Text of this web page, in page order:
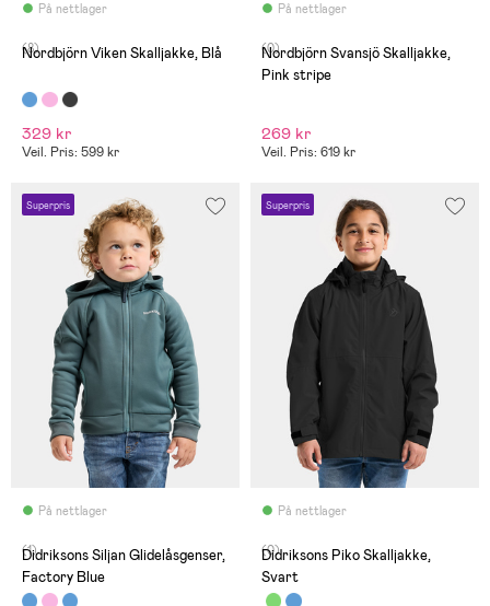
På nettlager
(8)
Nordbjörn Viken Skalljakke, Blå
329 kr
Veil. Pris: 599 kr
På nettlager
(0)
Nordbjörn Svansjö Skalljakke,
Pink stripe
269 kr
Veil. Pris: 619 kr
Superpris
På nettlager
(1)
Didriksons Siljan Glidelåsgenser,
Factory Blue
Superpris
På nettlager
(0)
Didriksons Piko Skalljakke,
Svart